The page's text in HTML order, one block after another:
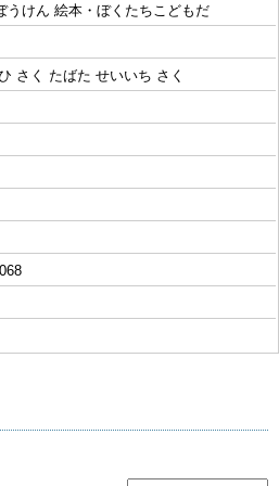
うけん 絵本・ぼくたちこどもだ
さく たばた せいいち さく